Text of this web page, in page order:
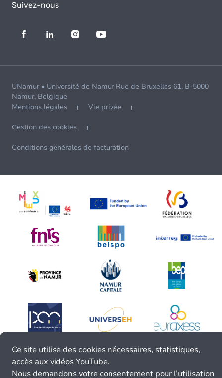
Suivez-nous
UNamur • Université de Namur Rue de Bruxelles 61, B-5000
Namur, Belgique
Mentions légales
Vie privée
Gestion des cookies
Conditions générales de facturation
Ce site utilise des cookies nécessaires, statistiques,
accès aux vidéos YouTube.
Nous demandons votre consentement pour l’utilisation